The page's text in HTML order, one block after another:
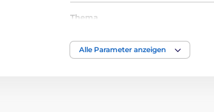
Thema
Auszeichnungstyp
Alle Parameter anzeigen